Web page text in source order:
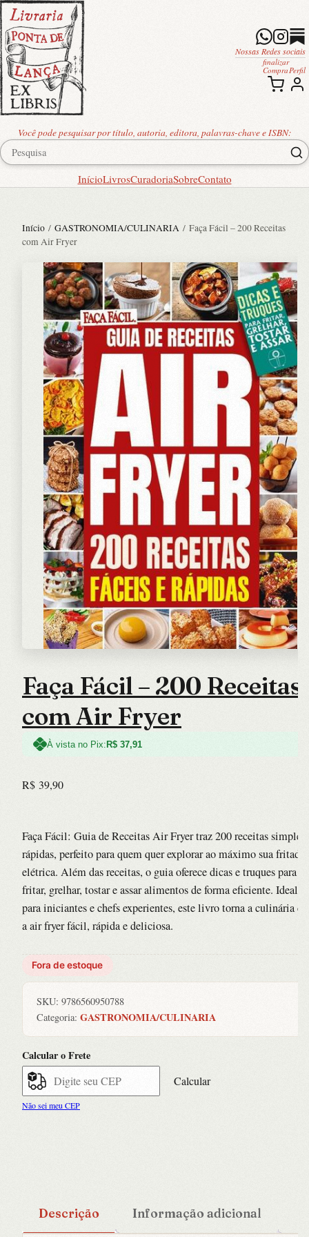
Você pode pesquisar por título, autoria, editora, palavras-chave e ISBN:
InícioLivrosCuradoriaSobreContato
Nossas Redes sociais
finalizar
Compra Perfil
Início / GASTRONOMIA/CULINARIA / Faça Fácil – 200 Receitas
com Air Fryer
Faça Fácil – 200 Receitas
com Air Fryer
À vista no Pix:R$ 37,91
R$ 39,90
Faça Fácil: Guia de Receitas Air Fryer traz 200 receitas simples
rápidas, perfeito para quem quer explorar ao máximo sua
elétrica. Além das receitas, o guia oferece dicas e truques para
fritar, grelhar, tostar e assar alimentos de forma eficiente. Ideal
para iniciantes e chefs experientes, este livro torna a culinária
a air fryer fácil, rápida e deliciosa.
Fora de estoque
SKU: 9786560950788
Categoria: GASTRONOMIA/CULINARIA
Calcular o Frete
Calcular
Não sei meu CEP
Descrição Informação adicional